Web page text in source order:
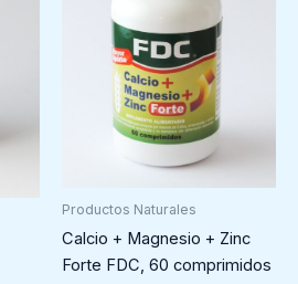
Productos Naturales
Calcio + Magnesio + Zinc
Forte FDC, 60 comprimidos